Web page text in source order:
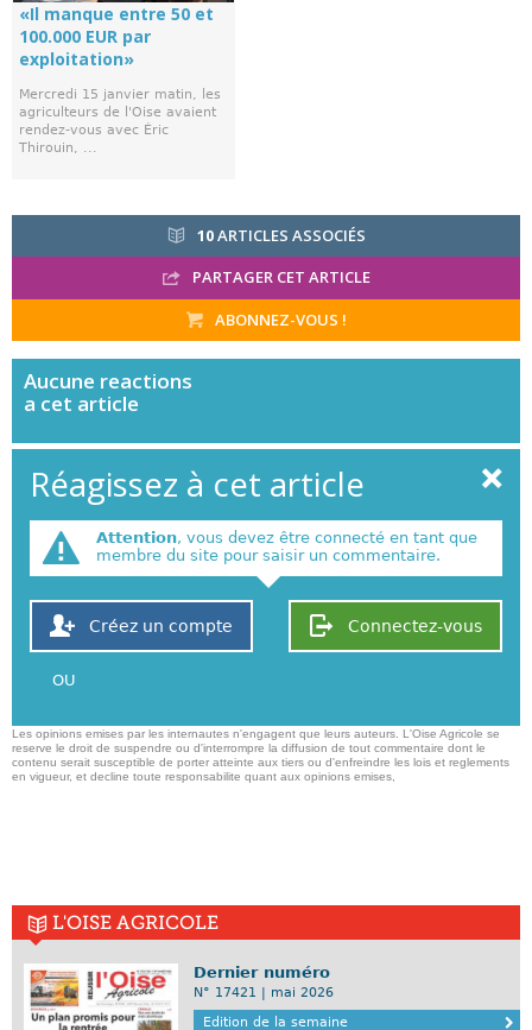
«Il manque entre 50 et
100.000 EUR par
exploitation»
Mercredi 15 janvier matin, les
agriculteurs de l'Oise avaient
rendez-vous avec Éric
Thirouin, ...
10ARTICLES ASSOCIÉS
PARTAGER CET ARTICLE
ABONNEZ-VOUS !
Aucune reactions
a cet article
Réagissez à cet article
Attention, vous devez être connecté en tant que
membre du site pour saisir un commentaire.
Connectez-vous
Créez un compte
OU
Les opinions emises par les internautes n'engagent que leurs auteurs. L'Oise Agricole se
reserve le droit de suspendre ou d'interrompre la diffusion de tout commentaire dont le
contenu serait susceptible de porter atteinte aux tiers ou d'enfreindre les lois et reglements
en vigueur, et decline toute responsabilite quant aux opinions emises,
L'OISE AGRICOLE
Dernier numéro
N° 17421 | mai 2026
Edition de la semaine